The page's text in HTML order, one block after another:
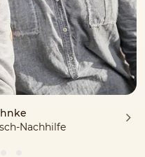
Nachhilfe